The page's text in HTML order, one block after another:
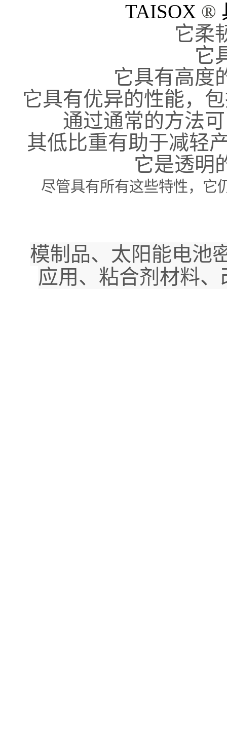
TAISOX ®
它柔
它
它具有高度
它具有优异的性能，
通过通常的方法
其低比重有助于减轻
它是透明
尽管具有所有这些特性，它
模制品、太阳能电池
应用、粘合剂材料